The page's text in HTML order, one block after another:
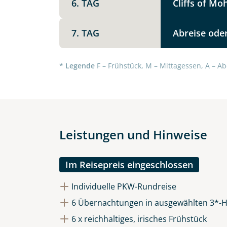
6. TAG Cliffs of
7. TAG Abreise
* Legende F – Frühstück, M – Mittagessen, A –
Leistungen und Hinweise
Im Reisepreis eingeschlossen
Individuelle PKW-Rundreise
6 Übernachtungen in ausgewählten 3*-
6 x reichhaltiges, irisches Frühstück
Datenschutz & Transparenz
Die Anfrage wird via SSL